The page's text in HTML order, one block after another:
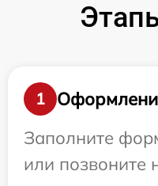
1
Заполните
или позвоните